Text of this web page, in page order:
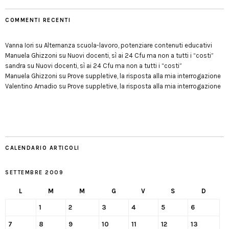
COMMENTI RECENTI
Vanna Iori su Alternanza scuola-lavoro, potenziare contenuti educativi
Manuela Ghizzoni su Nuovi docenti, sì ai 24 Cfu ma non a tutti i “costi”
sandra su Nuovi docenti, sì ai 24 Cfu ma non a tutti i “costi”
Manuela Ghizzoni su Prove suppletive, la risposta alla mia interrogazione
Valentino Amadio su Prove suppletive, la risposta alla mia interrogazione
CALENDARIO ARTICOLI
SETTEMBRE 2009
L M M G V S D
1 2 3 4 5 6
7 8 9 10 11 12 13